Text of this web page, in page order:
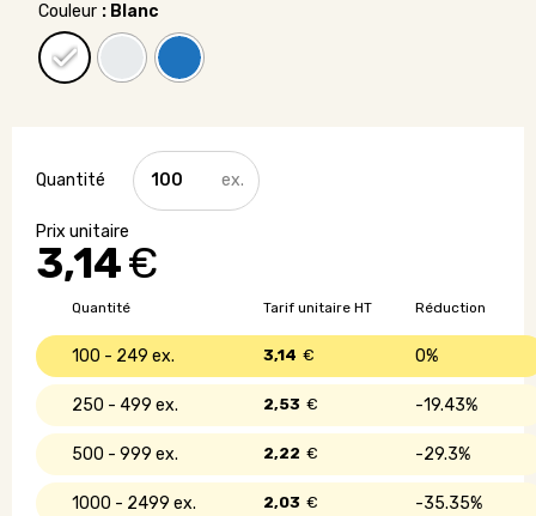
Couleur : Blanc
3,14€
quantité
de
Gourde
verre
-
Quantité Réduction
Tarif unitaire HT
100 - 249 0%
3,14 €
250 - 499 19.43%
2,53 €
500 - 999 29.3%
2,22 €
1000 - 2499 35.35%
2,03 €